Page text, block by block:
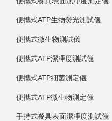
便攜式ATP生物熒光測試儀
便攜式微生物測試儀
便攜式ATP潔凈度測試儀
便攜式ATP細菌測定儀
便攜式ATP微生物測定儀
手持式餐具表面潔凈度測試儀